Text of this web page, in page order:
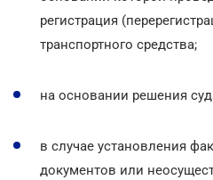
регистрация
транспортного средства;
на основании решения
в случае установления
документов или